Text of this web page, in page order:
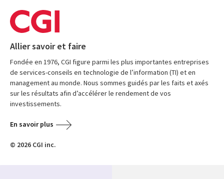
Allier savoir et faire
Fondée en 1976, CGI figure parmi les plus importantes entreprises
de services-conseils en technologie de l’information (TI) et en
management au monde. Nous sommes guidés par les faits et axés
sur les résultats afin d’accélérer le rendement de vos
investissements.
En savoir plus
© 2026 CGI inc.